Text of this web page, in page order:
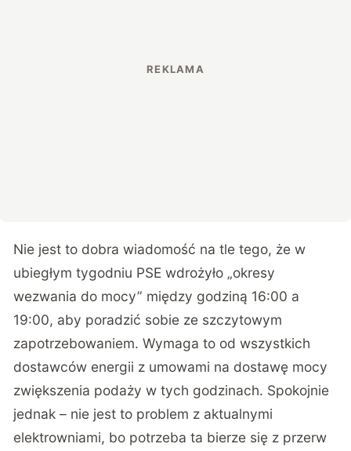
Nie jest to dobra wiadomość na tle tego, że w
ubiegłym tygodniu PSE wdrożyło „okresy
wezwania do mocy” między godziną 16:00 a
19:00, aby poradzić sobie ze szczytowym
zapotrzebowaniem. Wymaga to od wszystkich
dostawców energii z umowami na dostawę mocy
zwiększenia podaży w tych godzinach. Spokojnie
jednak – nie jest to problem z aktualnymi
elektrowniami, bo potrzeba ta bierze się z przerw